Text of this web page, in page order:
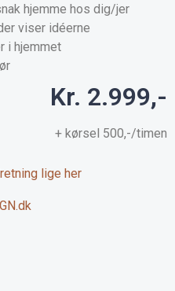
hjemme hos dig/jer
viser idéerne
i hjemmet
Kr. 2.999,-
+ kørsel 500,-/timen
lige her